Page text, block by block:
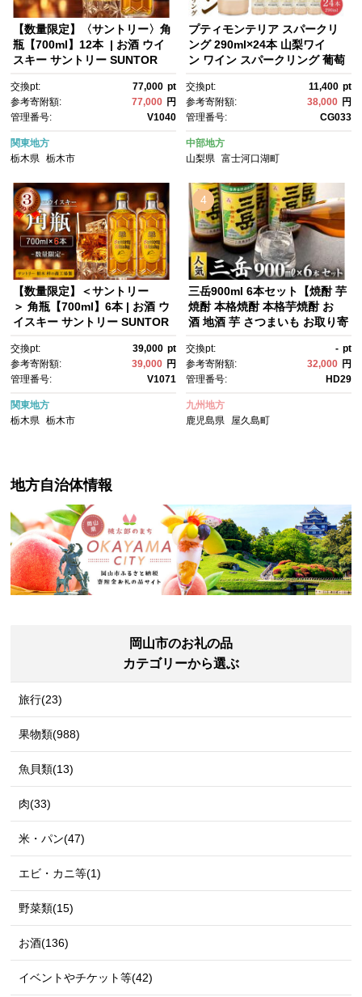
【数量限定】〈サントリー〉角
瓶【700ml】12本 | お酒 ウイ
スキー サントリー SUNTOR
価 ロック 水割り さけ 人気 本
数選べる おすすめ 栃木 梓の森
工場製
交換pt: 77,000 pt
参考寄附額:
77,000 円
管理番号:
V1040
関東地方
栃木県
栃木市
プティモンテリア スパークリ
ング 290ml×24本 山梨ワイ
ン ワイン スパークリング 葡萄
ア キャンプ お家飲み 宅飲み ス
トック 富士 富士河口湖町 モン
デ酒造
交換pt: 11,400 pt
参考寄附額:
38,000 円
管理番号:
CG033
中部地方
山梨県 富士河口湖町
【数量限定】＜サントリー
＞ 角瓶【700ml】6本 | お酒 ウ
イスキー サントリー SUNTOR
価 ロック 水割り さけ 人気 本
数選べる おすすめ 栃木 梓の森
工場製
交換pt: 39,000 pt
参考寄附額:
39,000 円
管理番号:
V1071
関東地方
栃木県
栃木市
4
三岳900ml 6本セット【焼酎 芋
焼酎 本格焼酎 本格芋焼酎 お
酒 地酒 芋 さつまいも お取り寄
島町 HD29】
交換pt: - pt
参考寄附額:
32,000 円
管理番号:
HD29
九州地方
鹿児島県
屋久島町
地方自治体情報
岡山市のお礼の品
カテゴリーから選ぶ
旅行(23)
果物類(988)
魚貝類(13)
肉(33)
米・パン(47)
エビ・カニ等(1)
野菜類(15)
お酒(136)
イベントやチケット等(42)